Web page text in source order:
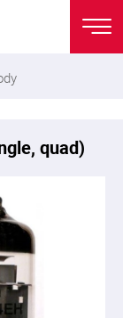
quad)